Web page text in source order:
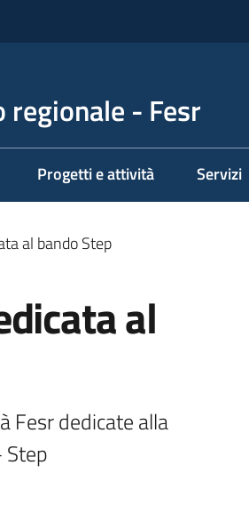
regionale - Fesr
Progetti e attività Servizi
al bando Step
al
Fesr dedicate alla
Step